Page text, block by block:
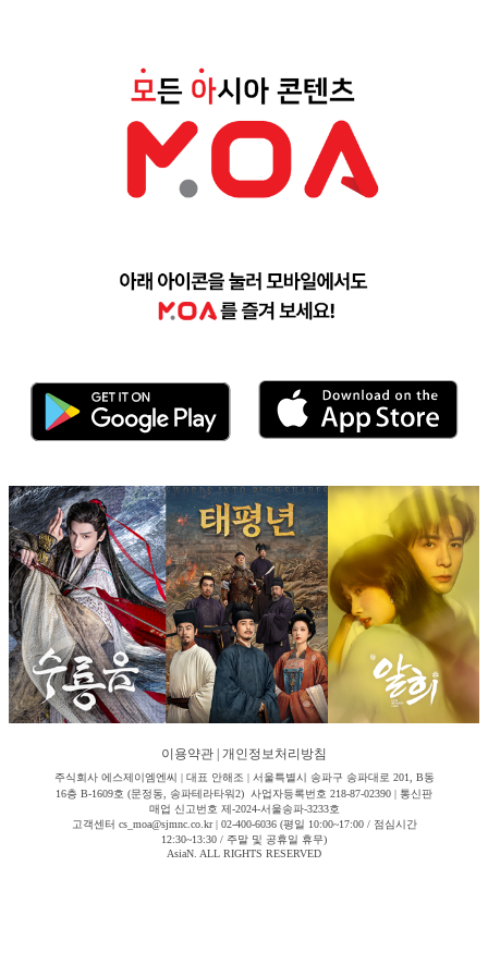
이용약관 개인정보처리방침
주식회사 에스제이엠엔씨 | 대표 안해조 | 서울특별시 송파구 송파대로 201, B동
16층 B-1609호 (문정동, 송파테라타워2) 사업자등록번호 218-87-02390 | 통신판
매업 신고번호 제-2024-서울송파-3233호
고객센터 cs_moa@sjmnc.co.kr | 02-400-6036 (평일 10:00~17:00 / 점심시간
12:30~13:30 / 주말 및 공휴일 휴무)
AsiaN. ALL RIGHTS RESERVED